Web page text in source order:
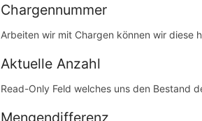
Chargennummer
Arbeiten wir mit Chargen können wir diese
Aktuelle Anzahl
Read-Only Feld welches uns den Bestand